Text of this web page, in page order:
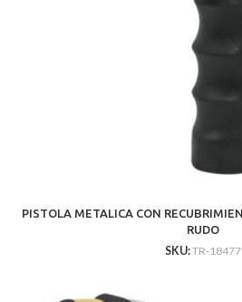
PISTOLA METALICA CON
RUDO
SKU:TR-18477